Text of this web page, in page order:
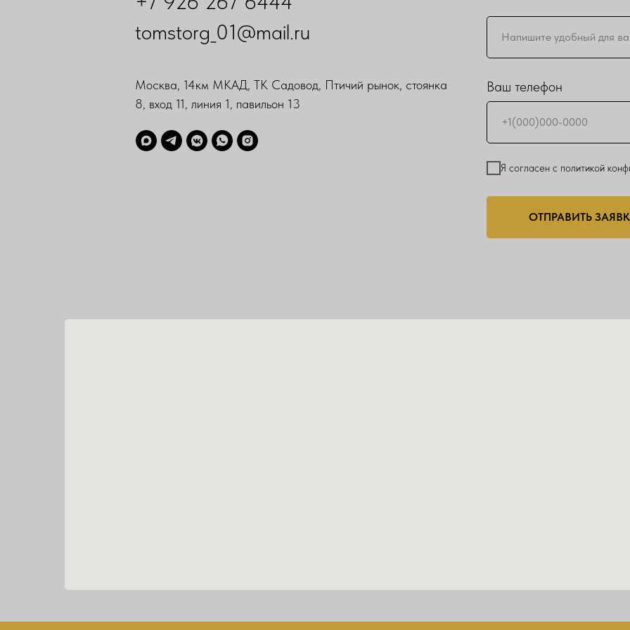
tomstorg_01@mail.ru
Москва, 14км МКАД, ТК Садовод, Птичий рынок, стоянка
8, вход 11, линия 1, павильон 13
Ваш телефон
Я согласен с политикой
ОТПРАВИТЬ